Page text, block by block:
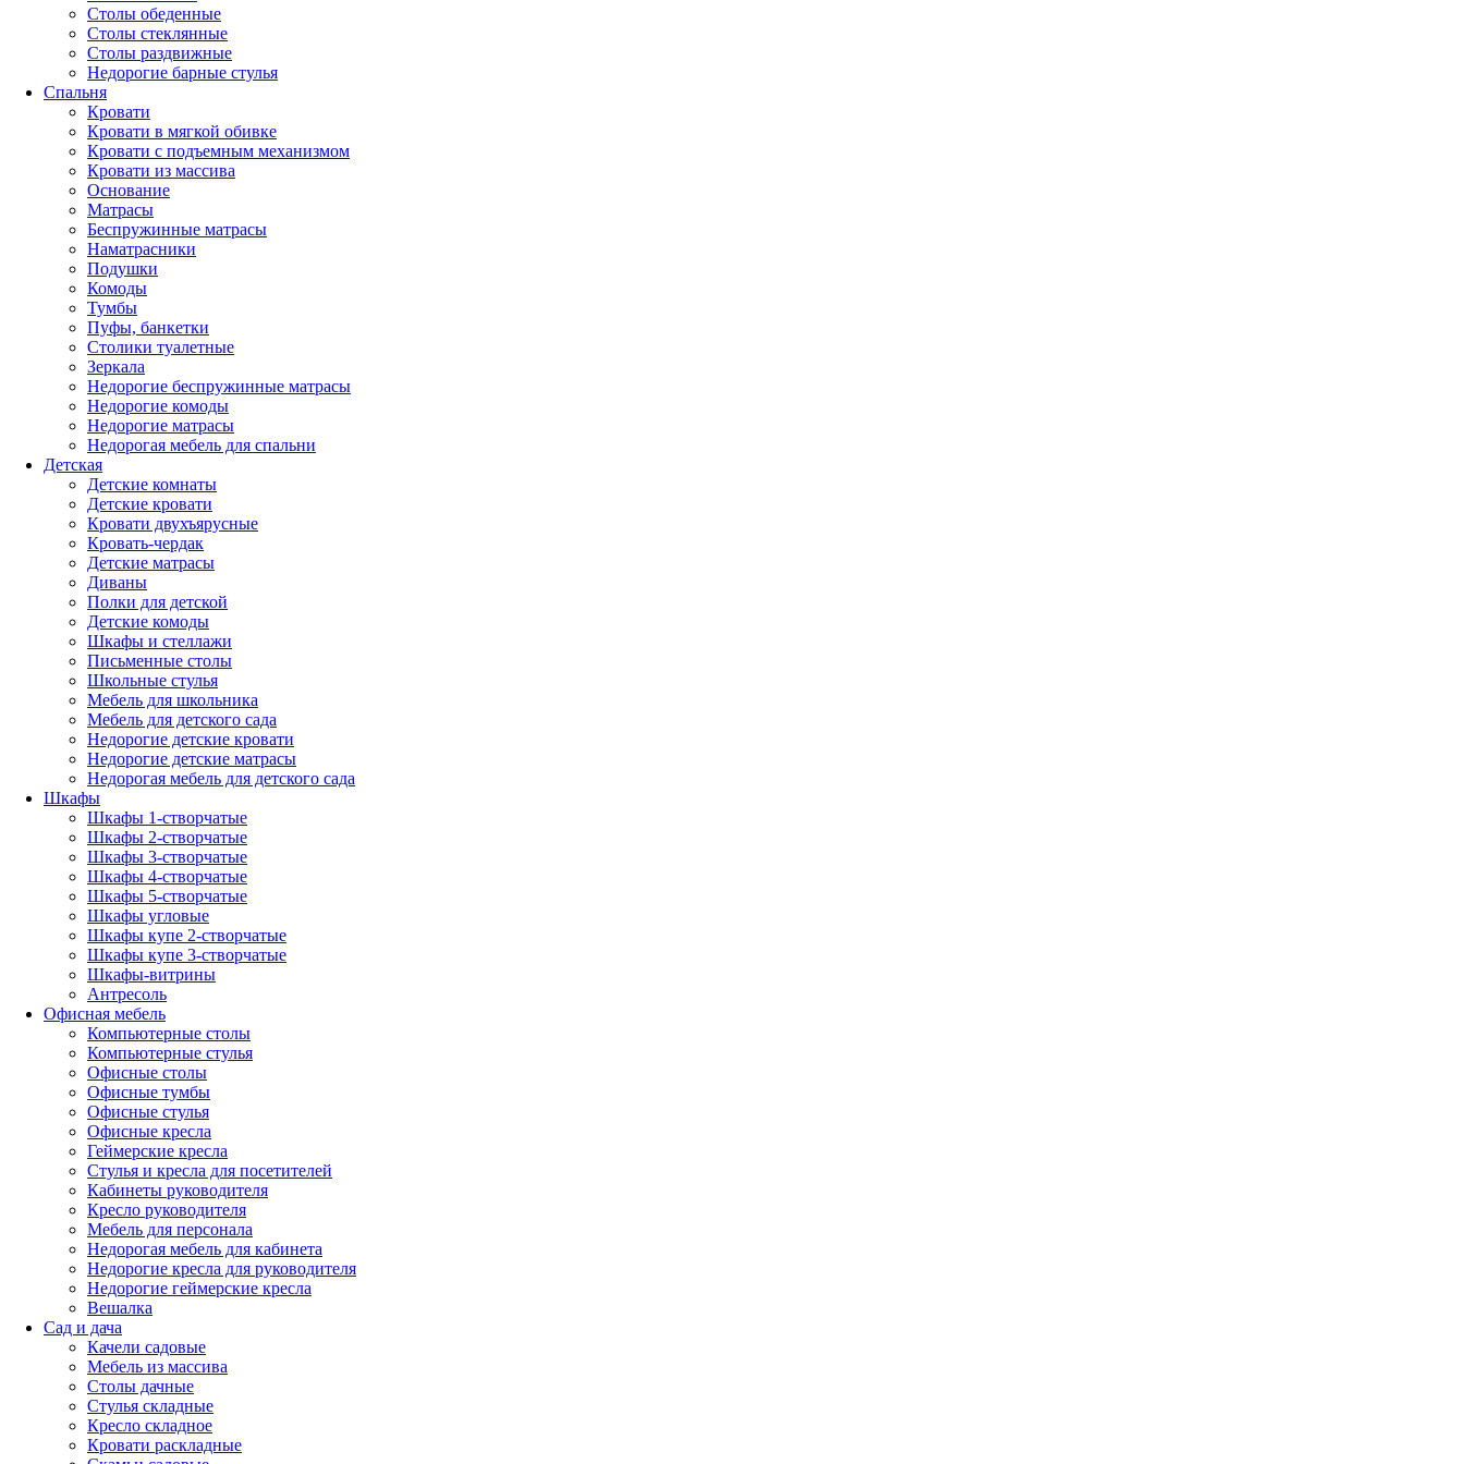
Столы обеденные
Столы стеклянные
Столы раздвижные
Недорогие барные стулья
Спальня
Кровати
Кровати в мягкой обивке
Кровати с подъемным механизмом
Кровати из массива
Основание
Матрасы
Беспружинные матрасы
Наматрасники
Подушки
Комоды
Тумбы
Пуфы, банкетки
Столики туалетные
Зеркала
Недорогие беспружинные матрасы
Недорогие комоды
Недорогие матрасы
Недорогая мебель для спальни
Детская
Детские комнаты
Детские кровати
Кровати двухъярусные
Кровать-чердак
Детские матрасы
Диваны
Полки для детской
Детские комоды
Шкафы и стеллажи
Письменные столы
Школьные стулья
Мебель для школьника
Мебель для детского сада
Недорогие детские кровати
Недорогие детские матрасы
Недорогая мебель для детского сада
Шкафы
Шкафы 1-створчатые
Шкафы 2-створчатые
Шкафы 3-створчатые
Шкафы 4-створчатые
Шкафы 5-створчатые
Шкафы угловые
Шкафы купе 2-створчатые
Шкафы купе 3-створчатые
Шкафы-витрины
Антресоль
Офисная мебель
Компьютерные столы
Компьютерные стулья
Офисные столы
Офисные тумбы
Офисные стулья
Офисные кресла
Геймерские кресла
Стулья и кресла для посетителей
Кабинеты руководителя
Кресло руководителя
Мебель для персонала
Недорогая мебель для кабинета
Недорогие кресла для руководителя
Недорогие геймерские кресла
Вешалка
Сад и дача
Качели садовые
Мебель из массива
Столы дачные
Стулья складные
Кресло складное
Кровати раскладные